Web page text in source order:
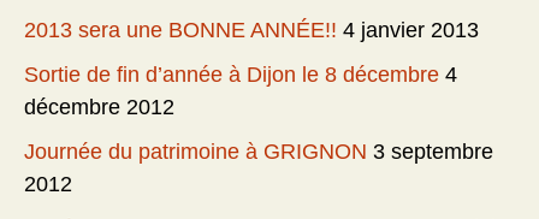
2013 sera une BONNE ANNÉE!! 4 janvier 2013
Sortie de fin d’année à Dijon le 8 décembre 4
décembre 2012
Journée du patrimoine à GRIGNON 3 septembre
2012